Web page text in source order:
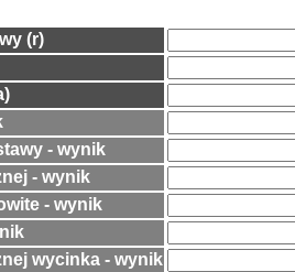
(r)
- wynik
- wynik
- wynik
wycinka - wynik